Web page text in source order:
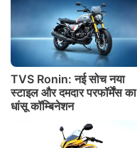
TVS Ronin: नई सोच नया
स्टाइल और दमदार परफॉर्मेंस का
धांसू कॉम्बिनेशन